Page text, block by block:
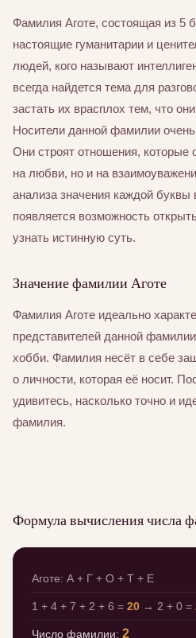
Фамилия Аготе, состоящая из 5
настоящие гуманитарии и
людей, кого называют
всегда найдется тема для
застать их врасплох тем, что
Носители данной фамилии
Они строят отношения, которые
на любви, но и на
анализа значения каждой буквы
появляется возможность
узнать истинную суть.
Значение фамилии Аготе
Фамилия Аготе идеально
представителей данной
хобби. Фамилия несёт в себе
о личности, которая её носит.
удивитесь, насколько точно и
фамилия.
Формула вычисления числа
Аготе: А + Г + О + Т + Е
1 + 4 + 7 + 2 + 6 = 20 → 2 + 0 =
Число фамилии: 2